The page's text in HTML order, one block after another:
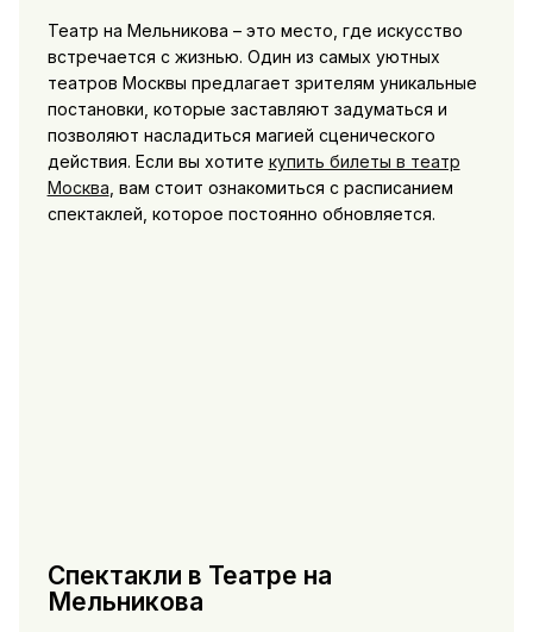
Театр на Мельникова – это место, где искусство
встречается с жизнью. Один из самых уютных
театров Москвы предлагает зрителям уникальные
постановки, которые заставляют задуматься и
позволяют насладиться магией сценического
действия. Если вы хотите купить билеты в театр
Москва , вам стоит ознакомиться с расписанием
спектаклей, которое постоянно обновляется.
Спектакли в Театре на
Мельникова